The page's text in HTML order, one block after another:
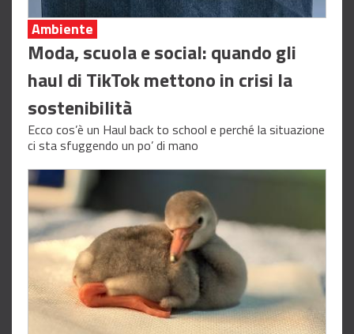
Ambiente
Moda, scuola e social: quando gli
haul di TikTok mettono in crisi la
sostenibilità
Ecco cos’è un Haul back to school e perché la situazione
ci sta sfuggendo un po’ di mano